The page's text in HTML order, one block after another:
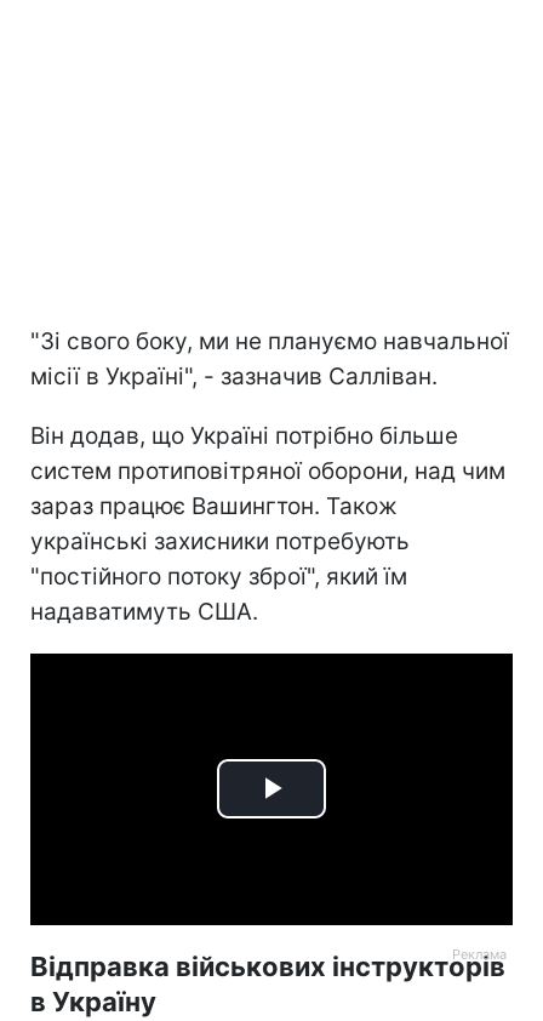
"Зі свого боку, ми не плануємо навчальної
місії в Україні", - зазначив Салліван.
Він додав, що Україні потрібно більше
систем протиповітряної оборони, над чим
зараз працює Вашингтон. Також
українські захисники потребують
"постійного потоку зброї", який їм
надаватимуть США.
Play
Відправка військових інструкторів
в Україну